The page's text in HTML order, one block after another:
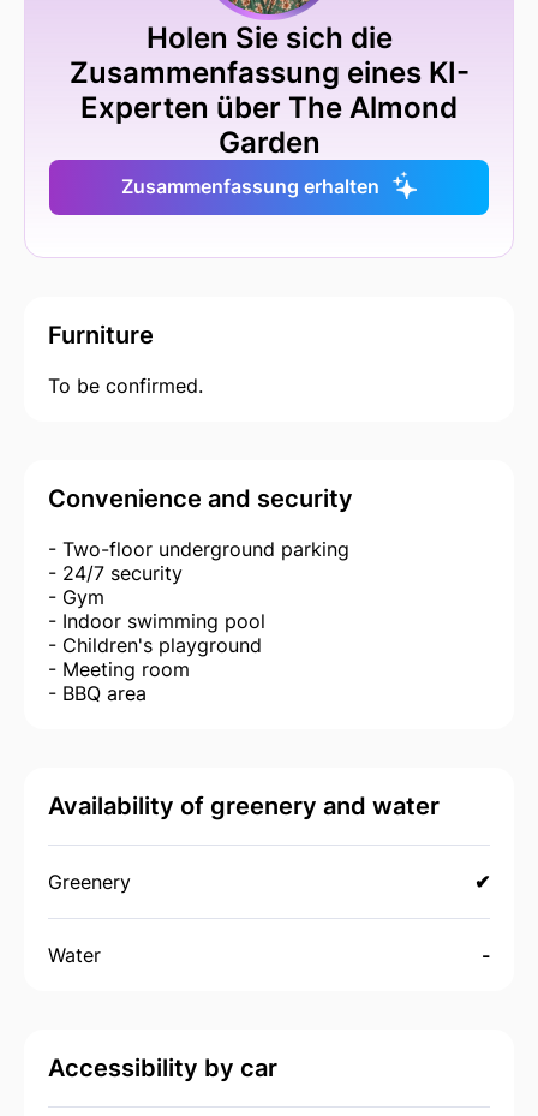
Holen Sie sich die
Zusammenfassung eines KI-
Experten über The Almond
Garden
Zusammenfassung erhalten
Furniture
To be confirmed.
Convenience and security
- Two-floor underground parking
- 24/7 security
- Gym
- Indoor swimming pool
- Children's playground
- Meeting room
- BBQ area
Availability of greenery and water
Greenery ✔
Water -
Accessibility by car